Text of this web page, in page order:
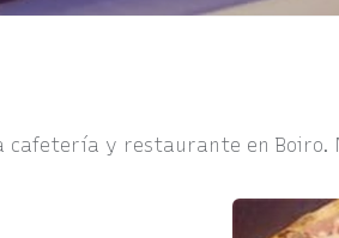
y restaurante en Boiro.